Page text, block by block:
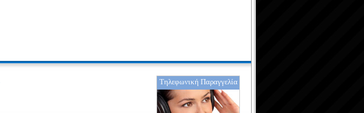
Τηλεφωνική Παραγγελία